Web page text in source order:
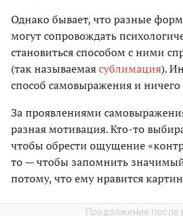
Однако бывает, что разные
могут сопровождать
становиться способом с ними
(так называемаясублимация).
способ самовыражения и
За проявлениями
разная мотивация. Кто-то
чтобы обрести ощущение
то — чтобы запомнить
потому, что ему нравится